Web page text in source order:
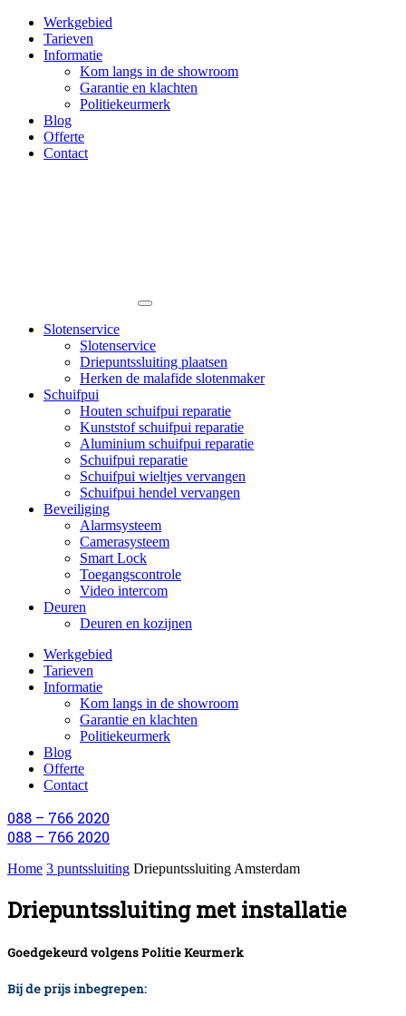
Werkgebied
Tarieven
Informatie
Kom langs in de showroom
Garantie en klachten
Politiekeurmerk
Blog
Offerte
Contact
Slotenservice
Slotenservice
Driepuntssluiting plaatsen
Herken de malafide slotenmaker
Schuifpui
Houten schuifpui reparatie
Kunststof schuifpui reparatie
Aluminium schuifpui reparatie
Schuifpui reparatie
Schuifpui wieltjes vervangen
Schuifpui hendel vervangen
Beveiliging
Alarmsysteem
Camerasysteem
Smart Lock
Toegangscontrole
Video intercom
Deuren
Deuren en kozijnen
Werkgebied
Tarieven
Informatie
Kom langs in de showroom
Garantie en klachten
Politiekeurmerk
Blog
Offerte
Contact
088 – 766 2020
088 – 766 2020
Home 3 puntssluiting Driepuntssluiting Amsterdam
Driepuntssluiting met installatie
Goedgekeurd volgens Politie Keurmerk
Bij de prijs inbegrepen: